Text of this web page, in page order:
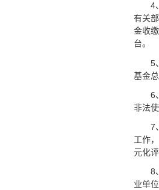
4
有关
金收
台。
5
基金
6
非法
7
工作
元化评
8
业单